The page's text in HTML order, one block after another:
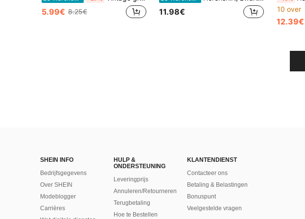
5.99€ 8.25€ 11.98€
10 over
12.39€
SHEIN INFO
Bedrijfsgegevens
Over SHEIN
Modeblogger
Carrières
HULP &
ONDERSTEUNING
Leveringprijs
Annuleren/Retourneren
Terugbetaling
Hoe te Bestellen
KLANTENDIENST
Contacteer ons
Betaling & Belastingen
Bonuspunt
Veelgestelde vragen